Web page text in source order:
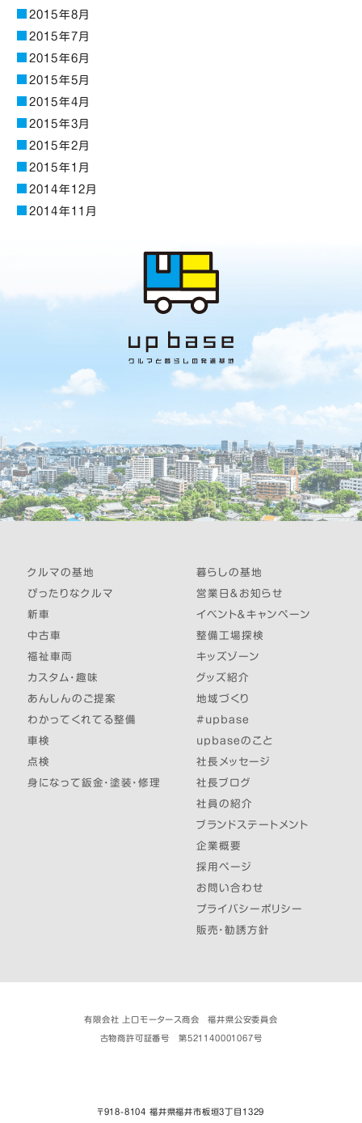
2015年8月
2015年7月
2015年6月
2015年5月
2015年4月
2015年3月
2015年2月
2015年1月
2014年12月
2014年11月
クルマの基地
ぴったりなクルマ
新車
中古車
福祉車両
カスタム・趣味
あんしんのご提案
わかってくれてる整備
車検
点検
身になって鈑金・塗装・修理
暮らしの基地
営業日＆お知らせ
イベント＆キャンペーン
整備工場探検
キッズゾーン
グッズ紹介
地域づくり
#upbase
upbaseのこと
社長メッセージ
社長ブログ
社員の紹介
ブランドステートメント
企業概要
採用ページ
お問い合わせ
プライバシーポリシー
販売・勧誘方針
有限会社 上口モータース商会 福井県公安委員会
古物商許可証番号 第521140001067号
〒918-8104 福井県福井市板垣３丁目1329